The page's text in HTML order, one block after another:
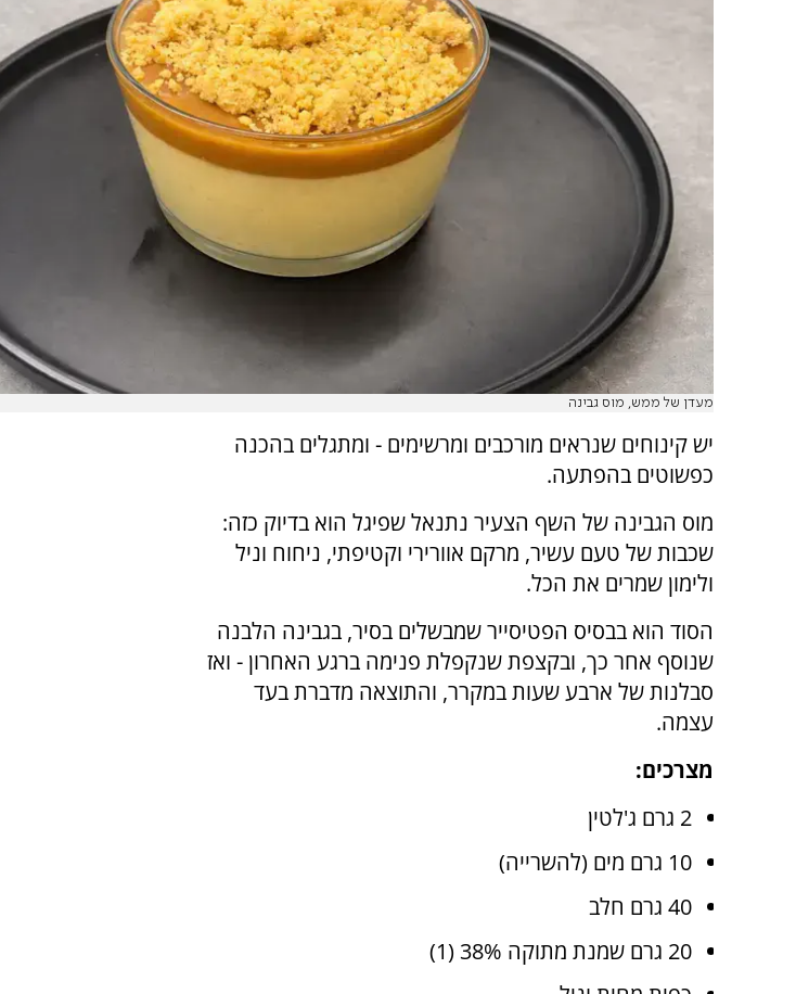
מעדן של ממש, מוס גבינה
יש קינוחים שנראים מורכבים ומרשימים - ומתגלים בהכנה
כפשוטים בהפתעה.
מוס הגבינה של השף הצעיר נתנאל שפיגל הוא בדיוק כזה:
שכבות של טעם עשיר, מרקם אוורירי וקטיפתי, ניחוח וניל
ולימון שמרים את הכל.
הסוד הוא בבסיס הפטיסייר שמבשלים בסיר, בגבינה הלבנה
שנוסף אחר כך, ובקצפת שנקפלת פנימה ברגע האחרון - ואז
סבלנות של ארבע שעות במקרר, והתוצאה מדברת בעד
עצמה.
מצרכים:
2 גרם ג'לטין
10 גרם מים (להשרייה)
40 גרם חלב
20 גרם שמנת מתוקה 38% (1)